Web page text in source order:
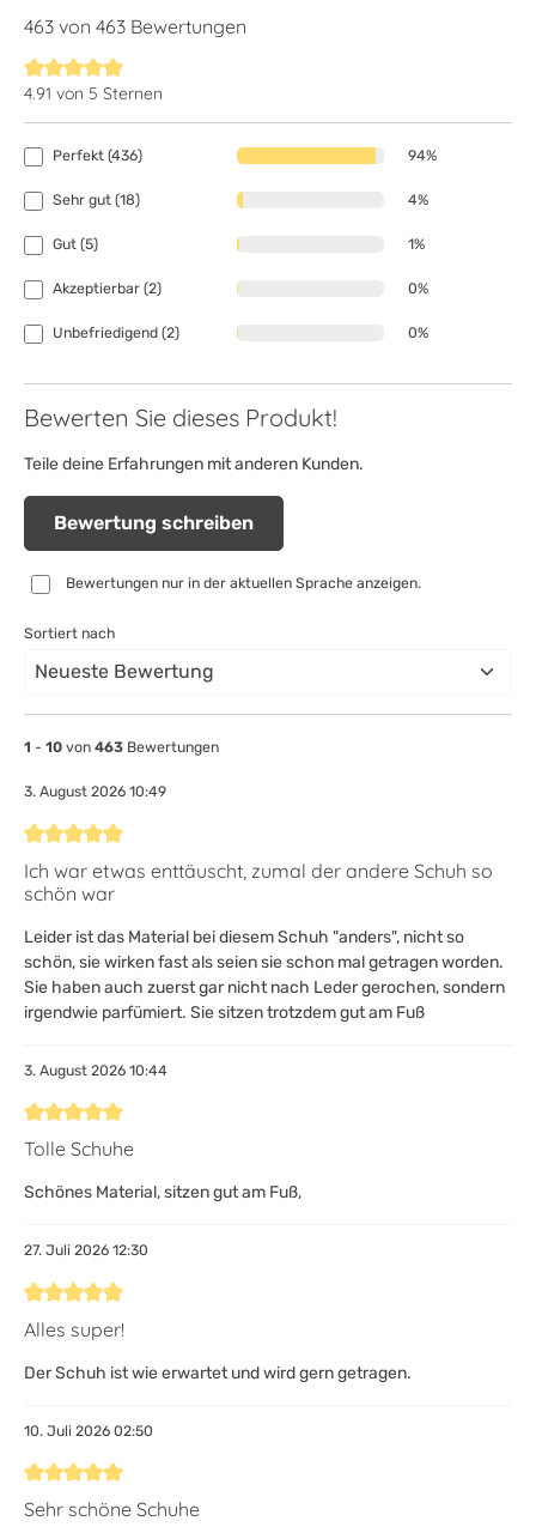
463 von 463 Bewertungen
Durchschnittliche Bewertung von 4.9 von 5 Sternen
4.91 von 5 Sternen
Perfekt (436) 94%
Sehr gut (18) 4%
Gut (5) 1%
Akzeptierbar (2) 0%
Unbefriedigend (2) 0%
Bewerten Sie dieses Produkt!
Teile deine Erfahrungen mit anderen Kunden.
Bewertung schreiben
Bewertungen nur in der aktuellen Sprache anzeigen.
Sortiert nach
1 - 10 von 463 Bewertungen
3. August 2026 10:49
Bewertung mit 5 von 5 Sternen
Ich war etwas enttäuscht, zumal der andere Schuh so
schön war
Leider ist das Material bei diesem Schuh "anders", nicht so
schön, sie wirken fast als seien sie schon mal getragen worden.
Sie haben auch zuerst gar nicht nach Leder gerochen, sondern
irgendwie parfümiert. Sie sitzen trotzdem gut am Fuß
3. August 2026 10:44
Bewertung mit 5 von 5 Sternen
Tolle Schuhe
Schönes Material, sitzen gut am Fuß,
27. Juli 2026 12:30
Bewertung mit 5 von 5 Sternen
Alles super!
Der Schuh ist wie erwartet und wird gern getragen.
10. Juli 2026 02:50
Bewertung mit 5 von 5 Sternen
Sehr schöne Schuhe